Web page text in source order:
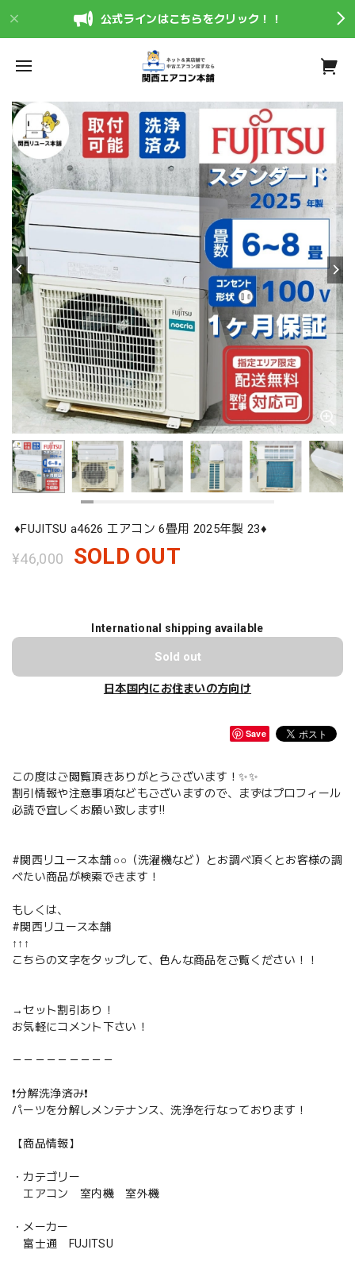
公式ラインはこちらをクリック！！
♦️FUJITSU a4626 エアコン 6畳用 2025年製 23♦️
¥46,000 SOLD OUT
International shipping available
Sold out
日本国内にお住まいの方向け
Save
この度はご閲覧頂きありがとうございます！✨✨
割引情報や注意事項などもございますので、まずはプロフィール
必読で宜しくお願い致します‼️
#関西リユース本舗 ○○（洗濯機など）とお調べ頂くとお客様の調
べたい商品が検索できます！
もしくは、
#関西リユース本舗
↑↑↑
こちらの文字をタップして、色んな商品をご覧ください！！
→セット割引あり！
お気軽にコメント下さい！
－－－－－－－－－
❗️分解洗浄済み❗️
パーツを分解しメンテナンス、洗浄を行なっております！
【商品情報】
・カテゴリー
エアコン 室内機 室外機
・メーカー
富士通 FUJITSU